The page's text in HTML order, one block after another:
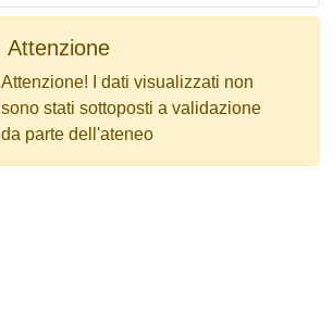
Attenzione
Attenzione! I dati visualizzati non
sono stati sottoposti a validazione
da parte dell'ateneo